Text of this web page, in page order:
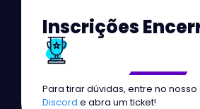
Inscrições
Para tirar dúvidas, entre no nosso
Discord e abra um ticket!